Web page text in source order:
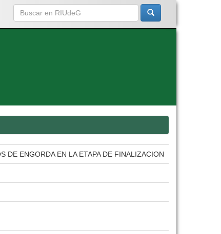
DE ENGORDA EN LA ETAPA DE FINALIZACION